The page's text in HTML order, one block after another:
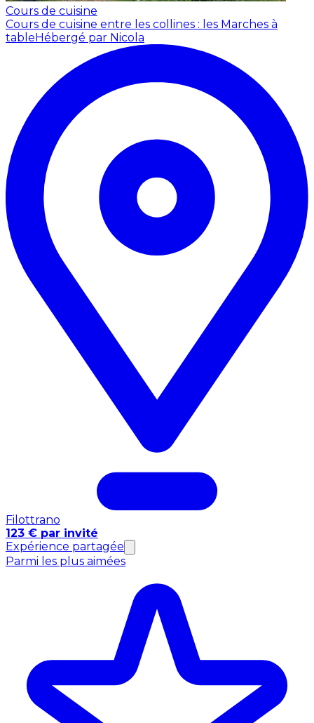
Cours de cuisine
Cours de cuisine entre les collines : les Marches à
tableHébergé par Nicola
Filottrano
123 € par invité
Expérience partagée
Parmi les plus aimées